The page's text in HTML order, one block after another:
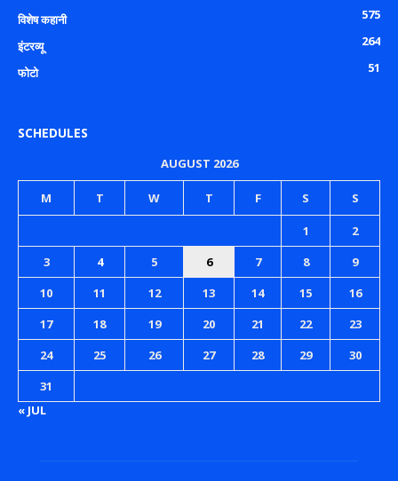
विशेष कहानी
575
इंटरव्यू
264
फोटो
51
SCHEDULES
AUGUST 2026
M T W T F S S
1
2
3
4 5 6 7 8
9
10
11 12 13 14 15
16
17
18 19 20 21 22
23
24
25 26 27 28 29
30
31
« JUL